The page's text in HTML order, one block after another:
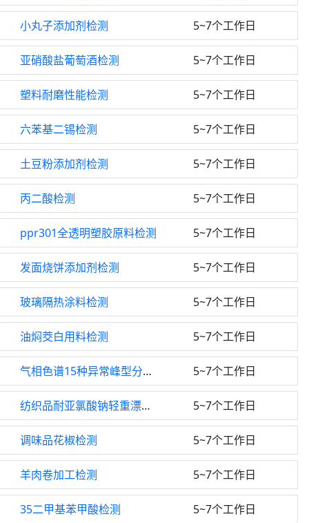
小丸子添加剂检测 5~7个工作日
亚硝酸盐葡萄酒检测 5~7个工作日
塑料耐磨性能检测 5~7个工作日
六苯基二锡检测 5~7个工作日
土豆粉添加剂检测 5~7个工作日
丙二酸检测 5~7个工作日
ppr301全透明塑胶原料检测 5~7个工作日
发面烧饼添加剂检测 5~7个工作日
玻璃隔热涂料检测 5~7个工作日
油焖茭白用料检测 5~7个工作日
气相色谱15种异常峰型分析检测 5~7个工作日
纺织品耐亚氯酸钠轻重漂色牢度检测 5~7个工作日
调味品花椒检测 5~7个工作日
羊肉卷加工检测 5~7个工作日
35二甲基苯甲酸检测 5~7个工作日